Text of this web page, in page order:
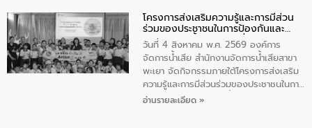
“ชุมชนร่วมใจ น้ำใสยั่งยืน” ได้บรรยายให้
ความรู้เกี่ยวกับการจัดการน้ำเสียและการใช้
ถังดักไขมันให้แก่นักเรียนโรงเรียนวัดบ่อ
(นันทวิทยา) เทศบาลนครปากเกร็ด อำเภอ
ปากเกร็ด จังหวัดนนทบุรี จำนวน 30 คน
โครงการส่งเสริมความรู้และการมีส่วน
ร่วมของประชาชนในการป้องกันและ
แก้ไขปัญหาน้ำเสียอย่างยั่งยืน
วันที่ 4 สิงหาคม พ.ศ. 2569 องค์การ
จัดการน้ำเสีย สำนักงานจัดการน้ำเสียสาขา
พะเยา จัดกิจกรรมภายใต้โครงการส่งเสริม
ความรู้และการมีส่วนร่วมของประชาชนในการ
ป้องกันและแก้ไขปัญหาน้ำเสียอย่างยั่งยืน
อ่านรายละเอียด »